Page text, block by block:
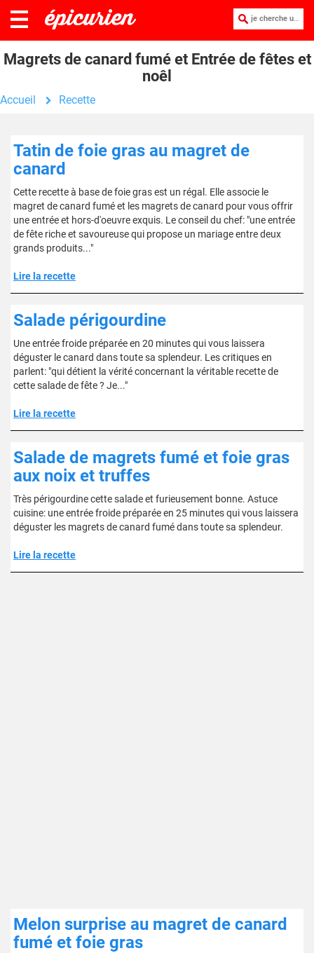
je cherche une recette :
Magrets de canard fumé et Entrée de fêtes et
noêl
Accueil Recette
Tatin de foie gras au magret de
canard
Cette recette à base de foie gras est un régal. Elle associe le
magret de canard fumé et les magrets de canard pour vous offrir
une entrée et hors-d'oeuvre exquis. Le conseil du chef: "une entrée
de fête riche et savoureuse qui propose un mariage entre deux
grands produits..."
Lire la recette
Salade périgourdine
Une entrée froide préparée en 20 minutes qui vous laissera
déguster le canard dans toute sa splendeur. Les critiques en
parlent: "qui détient la vérité concernant la véritable recette de
cette salade de fête ? Je..."
Lire la recette
Salade de magrets fumé et foie gras
aux noix et truffes
Très périgourdine cette salade et furieusement bonne. Astuce
cuisine: une entrée froide préparée en 25 minutes qui vous laissera
déguster les magrets de canard fumé dans toute sa splendeur.
Lire la recette
Melon surprise au magret de canard
fumé et foie gras